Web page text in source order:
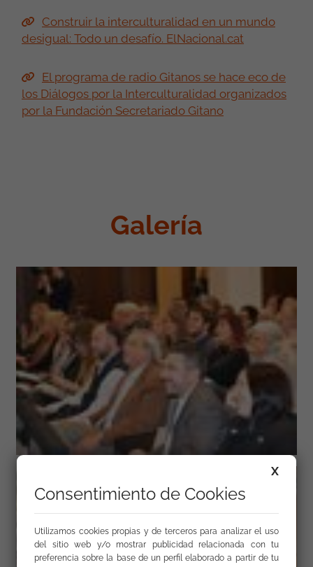
Construir la interculturalidad en un mundo
desigual: Todo un desafío. ElNacional.cat
El programa de radio Gitanos se hace eco de
los Diálogos por la Interculturalidad organizados
por la Fundación Secretariado Gitano
Galería
X
Consentimiento de Cookies
Utilizamos cookies propias y de terceros para analizar el uso
del sitio web y/o mostrar publicidad relacionada con tu
preferencia sobre la base de un perfil elaborado a partir de tu